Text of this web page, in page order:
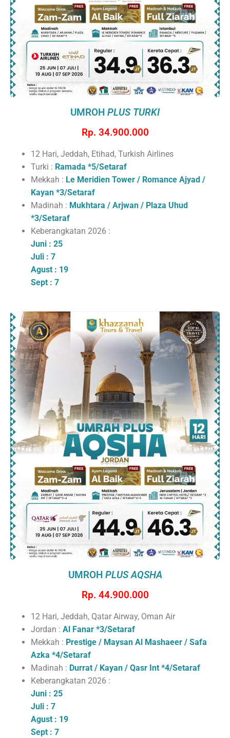
UMROH PLUS TURKI
Rp. 34.900.000
12 Hari, Jeddah, Etihad, Turkish Airlines
Turki : Ramada *5/Setaraf
Mekkah : Le Meridien Tower / Romance Ajyad /
Kayan *3/Setaraf
Madinah : Mukhtara / Arjwan / Plaza Uhud
*3/Setaraf
Keberangkatan 2026 :
Juni : 25
Juli : 7
Agust : 19
Sept : 7
UMROH PLUS AQSHA
Rp. 44.900.000
12 Hari, Jeddah, Qatar Airway, Oman Air
Jordan : Al Fanar *3/Setaraf
Mekkah : Prestige / Maysan Al Mashaeer / Safa
Azka *4/Setaraf
Madinah : Durrat / Kayan / Qasr Int *4/Setaraf
Keberangkatan 2026 :
Juni : 25
Juli : 7
Agust : 19
Sept : 7